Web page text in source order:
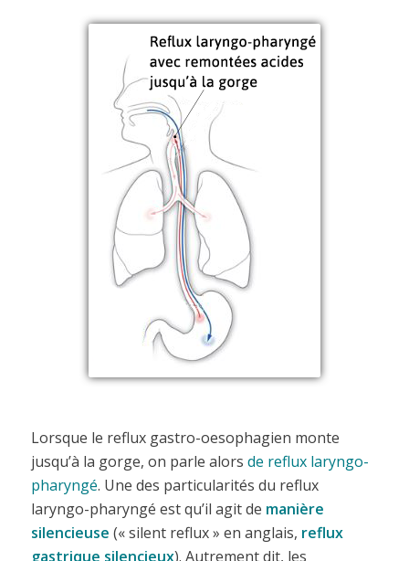
Lorsque le reflux gastro-oesophagien monte
jusqu’à la gorge, on parle alors de reflux laryngo-
pharyngé. Une des particularités du reflux
laryngo-pharyngé est qu’il agit de manière
silencieuse (« silent reflux » en anglais, reflux
gastrique silencieux). Autrement dit, les